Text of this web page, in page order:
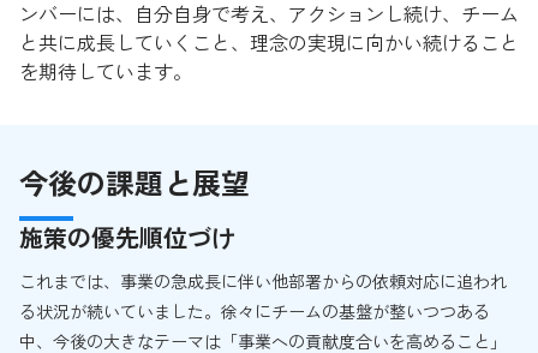
ンバーには、自分自身で考え、アクションし続け、チーム
と共に成長していくこと、理念の実現に向かい続けること
を期待しています。
今後の課題と展望
施策の優先順位づけ
これまでは、事業の急成長に伴い他部署からの依頼対応に追われ
る状況が続いていました。徐々にチームの基盤が整いつつある
中、今後の大きなテーマは「事業への貢献度合いを高めること」